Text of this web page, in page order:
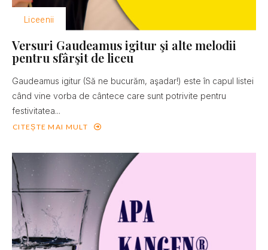
Liceenii
Versuri Gaudeamus igitur şi alte melodii
pentru sfârşit de liceu
Gaudeamus igitur (Să ne bucurăm, aşadar!) este în capul listei
când vine vorba de cântece care sunt potrivite pentru
festivitatea...
CITEȘTE MAI MULT